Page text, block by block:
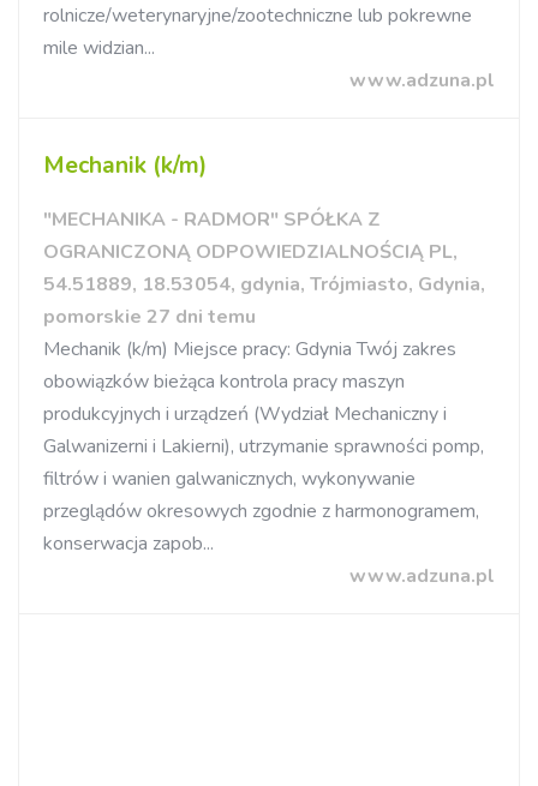
rolnicze/weterynaryjne/zootechniczne lub pokrewne
mile widzian...
www.adzuna.pl
Mechanik (k/m)
"MECHANIKA - RADMOR" SPÓŁKA Z
OGRANICZONĄ ODPOWIEDZIALNOŚCIĄ PL,
54.51889, 18.53054, gdynia, Trójmiasto, Gdynia,
pomorskie 27 dni temu
Mechanik (k/m) Miejsce pracy: Gdynia Twój zakres
obowiązków bieżąca kontrola pracy maszyn
produkcyjnych i urządzeń (Wydział Mechaniczny i
Galwanizerni i Lakierni), utrzymanie sprawności pomp,
filtrów i wanien galwanicznych, wykonywanie
przeglądów okresowych zgodnie z harmonogramem,
konserwacja zapob...
www.adzuna.pl